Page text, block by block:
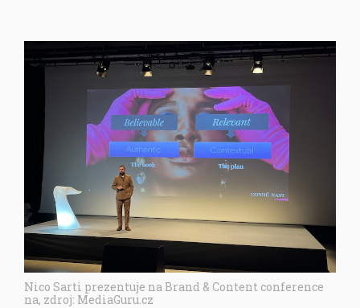
Nico Sarti prezentuje na Brand & Content conference
na, zdroj: MediaGuru.cz